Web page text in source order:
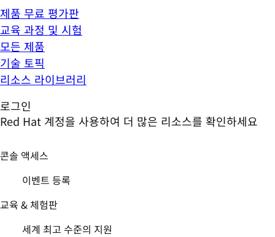
제품 무료 평가판
교육 과정 및 시험
모든 제품
기술 토픽
리소스 라이브러리
로그인
Red Hat 계정을 사용하여 더 많은 리소스를 확인하세요
콘솔 액세스
이벤트 등록
교육 & 체험판
세계 최고 수준의 지원